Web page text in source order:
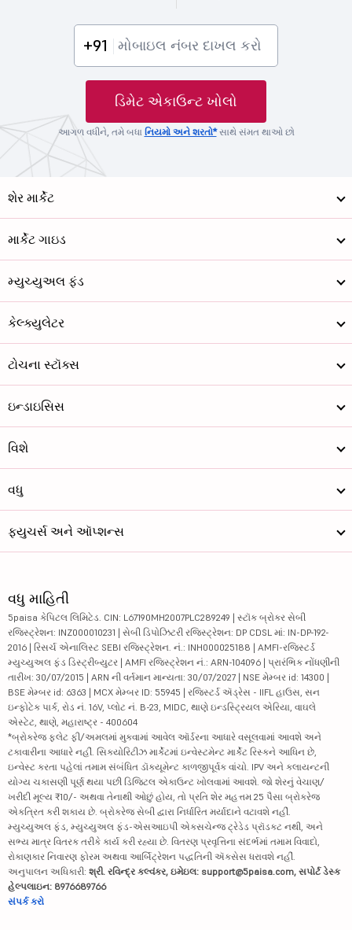
+91
ડિમેટ એકાઉન્ટ ખોલો
આગળ વધીને, તમે બધા નિયમો અને શરતો*સાથે સંમત થાઓ છો
શેર માર્કેટ
માર્કેટ ગાઇડ
મ્યુચ્યુઅલ ફંડ
કેલ્ક્યુલેટર
ટોચના સ્ટૉક્સ
ઇન્ડાઇસિસ
વિશે
વધુ
ફ્યુચર્સ અને ઑપ્શન્સ
વધુ માહિતી
5paisa કેપિટલ લિમિટેડ. CIN: L67190MH2007PLC289249 | સ્ટૉક બ્રોકર સેબી
રજિસ્ટ્રેશન: INZ000010231 | સેબી ડિપોઝિટરી રજિસ્ટ્રેશન: DP CDSL માં: IN-DP-192-
2016 | રિસર્ચ એનાલિસ્ટ SEBI રજિસ્ટ્રેશન. નં.: INH000025188 | AMFI-રજિસ્ટર્ડ
મ્યુચ્યુઅલ ફંડ ડિસ્ટ્રીબ્યુટર | AMFI રજિસ્ટ્રેશન નં.: ARN-104096 | પ્રારંભિક નોંધણીની
તારીખ: 30/07/2015 | ARN ની વર્તમાન માન્યતા: 30/07/2027 | NSE મેમ્બર id: 14300 |
BSE મેમ્બર id: 6363 | MCX મેમ્બર ID: 55945 | રજિસ્ટર્ડ ઍડ્રેસ - IIFL હાઉસ, સન
ઇન્ફોટેક પાર્ક, રોડ નં. 16V, પ્લોટ નં. B-23, MIDC, થાણે ઇન્ડસ્ટ્રિયલ એરિયા, વાઘલે
એસ્ટેટ, થાણે, મહારાષ્ટ્ર - 400604
*બ્રોકરેજ ફ્લેટ ફી/અમલમાં મુકવામાં આવેલ ઑર્ડરના આધારે વસૂલવામાં આવશે અને
ટકાવારીના આધારે નહીં. સિક્યોરિટીઝ માર્કેટમાં ઇન્વેસ્ટમેન્ટ માર્કેટ રિસ્કને આધિન છે,
ઇન્વેસ્ટ કરતા પહેલાં તમામ સંબંધિત ડૉક્યૂમેન્ટ કાળજીપૂર્વક વાંચો. IPV અને ક્લાયન્ટની
યોગ્ય ચકાસણી પૂર્ણ થયા પછી ડિજિટલ એકાઉન્ટ ખોલવામાં આવશે. જો શેરનું વેચાણ/
ખરીદી મૂલ્ય ₹10/- અથવા તેનાથી ઓછું હોય, તો પ્રતિ શેર મહત્તમ 25 પૈસા બ્રોકરેજ
એકત્રિત કરી શકાય છે. બ્રોકરેજ સેબી દ્વારા નિર્ધારિત મર્યાદાને વટાવશે નહીં.
મ્યુચ્યુઅલ ફંડ, મ્યુચ્યુઅલ ફંડ-એસઆઇપી એક્સચેન્જ ટ્રેડેડ પ્રૉડક્ટ નથી, અને
સભ્ય માત્ર વિતરક તરીકે કાર્ય કરી રહ્યા છે. વિતરણ પ્રવૃત્તિના સંદર્ભમાં તમામ વિવાદો,
રોકાણકાર નિવારણ ફોરમ અથવા આર્બિટ્રેશન પદ્ધતિની ઍક્સેસ ધરાવશે નહીં.
અનુપાલન અધિકારી: શ્રી. રવિન્દ્ર કલ્વંકર, ઇમેઇલ: support@5paisa.com, સપોર્ટ ડેસ્ક
હેલ્પલાઇન: 8976689766
સંપર્ક કરો